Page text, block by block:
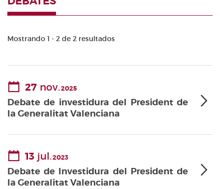
Mostrando 1 - 2 de 2 resultados
27 nov.2025
Debate de investidura del President de
la Generalitat Valenciana
13 jul.2023
Debate de Investidura del President de
la Generalitat Valenciana